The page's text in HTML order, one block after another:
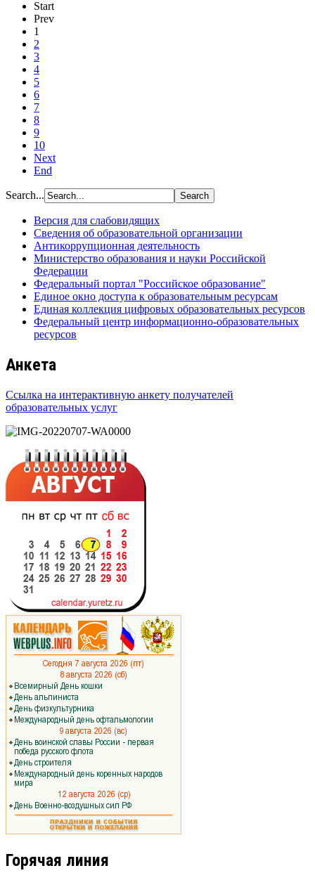
Start
Prev
1
2
3
4
5
6
7
8
9
10
Next
End
Search...
Версия для слабовидящих
Сведения об образовательной организации
Антикоррупционная деятельность
Министерство образования и науки Российской
Федерации
Федеральный портал "Российское образование"
Единое окно доступа к образовательным ресурсам
Единая коллекция цифровых образовательных ресурсов
Федеральный центр информационно-образовательных
ресурсов
Анкета
Ссылка на интерактивную анкету получателей
образовательных услуг
Горячая линия